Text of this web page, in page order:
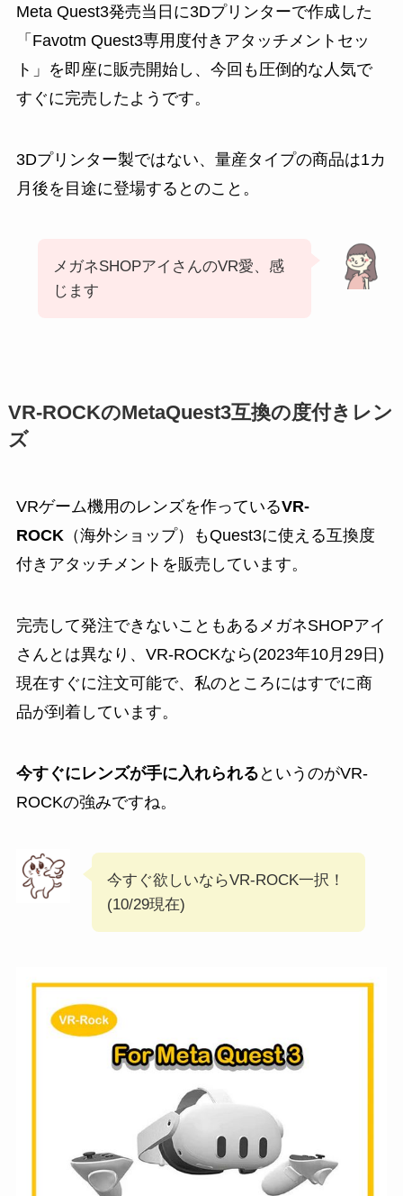
Meta Quest3発売当日に3Dプリンターで作成した
「Favotm Quest3専用度付きアタッチメントセッ
ト」を即座に販売開始し、今回も圧倒的な人気で
すぐに完売したようです。
3Dプリンター製ではない、量産タイプの商品は1カ
月後を目途に登場するとのこと。
メガネSHOPアイさんのVR愛、感
じます
VR-ROCKのMetaQuest3互換の度付きレン
ズ
VRゲーム機用のレンズを作っているVR-
ROCK（海外ショップ）もQuest3に使える互換度
付きアタッチメントを販売しています。
完売して発注できないこともあるメガネSHOPアイ
さんとは異なり、VR-ROCKなら(2023年10月29日)
現在すぐに注文可能で、私のところにはすでに商
品が到着しています。
今すぐにレンズが手に入れられる というのがVR-
ROCKの強みですね。
今すぐ欲しいならVR-ROCK一択！
(10/29現在)